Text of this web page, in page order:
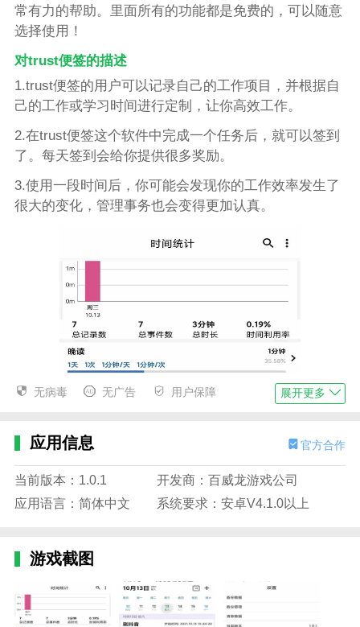
常有力的帮助。里面所有的功能都是免费的，可以随意
选择使用！
对trust便签的描述
1.trust便签的用户可以记录自己的工作项目，并根据自
己的工作或学习时间进行定制，让你高效工作。
2.在trust便签这个软件中完成一个任务后，就可以签到
了。每天签到会给你提供很多奖励。
3.使用一段时间后，你可能会发现你的工作效率发生了
很大的变化，管理事务也会变得更加认真。
无病毒 无广告 用户保障 展开更多
应用信息 官方合作
当前版本：1.0.1
开发商：百威龙游戏公司
应用语言：简体中文
系统要求：安卓V4.1.0以上
游戏截图